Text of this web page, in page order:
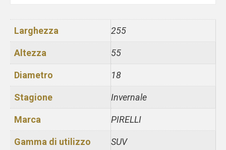
Larghezza 255
Altezza 55
Diametro 18
Stagione Invernale
Marca PIRELLI
Gamma di utilizzo SUV